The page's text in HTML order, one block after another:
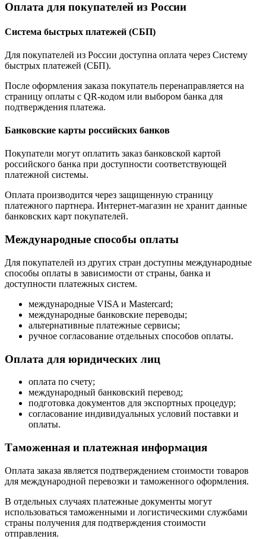
Оплата для покупателей из России
Система быстрых платежей (СБП)
Для покупателей из России доступна оплата через Систему
быстрых платежей (СБП).
После оформления заказа покупатель перенаправляется на
страницу оплаты с QR-кодом или выбором банка для
подтверждения платежа.
Банковские карты российских банков
Покупатели могут оплатить заказ банковской картой
российского банка при доступности соответствующей
платежной системы.
Оплата производится через защищенную страницу
платежного партнера. Интернет-магазин не хранит данные
банковских карт покупателей.
Международные способы оплаты
Для покупателей из других стран доступны международные
способы оплаты в зависимости от страны, банка и
доступности платежных систем.
международные VISA и Mastercard;
международные банковские переводы;
альтернативные платежные сервисы;
ручное согласование отдельных способов оплаты.
Оплата для юридических лиц
оплата по счету;
международный банковский перевод;
подготовка документов для экспортных процедур;
согласование индивидуальных условий поставки и
оплаты.
Таможенная и платежная информация
Оплата заказа является подтверждением стоимости товаров
для международной перевозки и таможенного оформления.
В отдельных случаях платежные документы могут
использоваться таможенными и логистическими службами
страны получения для подтверждения стоимости
отправления.